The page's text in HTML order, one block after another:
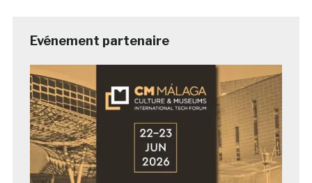
Evénement partenaire